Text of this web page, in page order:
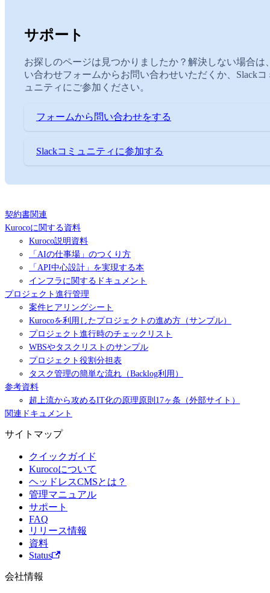
サポート
お探しのページは見つかりましたか？解決しない場合は
い合わせフォームからお問い合わせいただくか、Slackコ
ュニティにご参加ください。
フォームから問い合わせをする
Slackコミュニティに参加する
契約書関連
Kurocoに関する資料
Kuroco説明資料
「AIの仕事場」のつくり方
「API中心設計」を実現する本
インフラに関するドキュメント
プロジェクト進行管理
案件ヒアリングシート
Kurocoを利用したプロジェクトの進め方（サンプル）
プロジェクト進行時のチェックリスト
WBSやタスクリストのサンプル
プロジェクト役割分担表
タスク管理の簡単な流れ（Backlog利用）
参考資料
超上流から攻めるIT化の原理原則17ヶ条（外部サイト）
関連ドキュメント
サイトマップ
クイックガイド
Kurocoについて
ヘッドレスCMSとは？
管理マニュアル
サポート
FAQ
リリース情報
資料
Status
会社情報